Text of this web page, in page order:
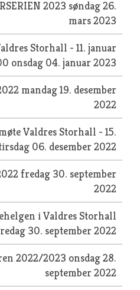
2023 søndag 26.
mars 2023
Storhall - 11. januar
onsdag 04. januar 2023
mandag 19. desember
2022
Valdres Storhall - 15.
06. desember 2022
fredag 30. september
2022
i Valdres Storhall
30. september 2022
2022/2023 onsdag 28.
september 2022